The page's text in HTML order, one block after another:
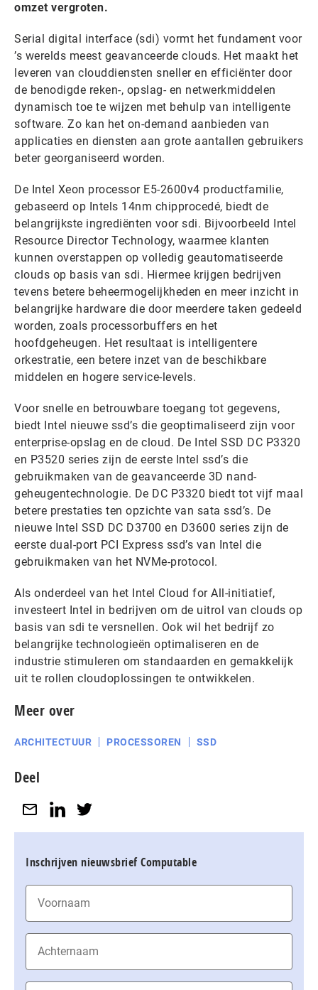
omzet vergroten.
Serial digital interface (sdi) vormt het fundament voor
’s werelds meest geavanceerde clouds. Het maakt het
leveren van clouddiensten sneller en efficiënter door
de benodigde reken-, opslag- en netwerkmiddelen
dynamisch toe te wijzen met behulp van intelligente
software. Zo kan het on-demand aanbieden van
applicaties en diensten aan grote aantallen gebruikers
beter georganiseerd worden.
De Intel Xeon processor E5-2600v4 productfamilie,
gebaseerd op Intels 14nm chipprocedé, biedt de
belangrijkste ingrediënten voor sdi. Bijvoorbeeld Intel
Resource Director Technology, waarmee klanten
kunnen overstappen op volledig geautomatiseerde
clouds op basis van sdi. Hiermee krijgen bedrijven
tevens betere beheermogelijkheden en meer inzicht in
belangrijke hardware die door meerdere taken gedeeld
worden, zoals processorbuffers en het
hoofdgeheugen. Het resultaat is intelligentere
orkestratie, een betere inzet van de beschikbare
middelen en hogere service-levels.
Voor snelle en betrouwbare toegang tot gegevens,
biedt Intel nieuwe ssd’s die geoptimaliseerd zijn voor
enterprise-opslag en de cloud. De Intel SSD DC P3320
en P3520 series zijn de eerste Intel ssd’s die
gebruikmaken van de geavanceerde 3D nand-
geheugentechnologie. De DC P3320 biedt tot vijf maal
betere prestaties ten opzichte van sata ssd’s. De
nieuwe Intel SSD DC D3700 en D3600 series zijn de
eerste dual-port PCI Express ssd’s van Intel die
gebruikmaken van het NVMe-protocol.
Als onderdeel van het Intel Cloud for All-initiatief,
investeert Intel in bedrijven om de uitrol van clouds op
basis van sdi te versnellen. Ook wil het bedrijf zo
belangrijke technologieën optimaliseren en de
industrie stimuleren om standaarden en gemakkelijk
uit te rollen cloudoplossingen te ontwikkelen.
Meer over
ARCHITECTUUR PROCESSOREN SSD
Deel
Inschrijven nieuwsbrief Computable